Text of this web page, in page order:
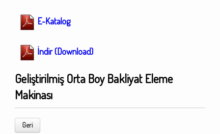
E-Katalog
İndir (Download)
Geliştirilmiş Orta Boy Bakliyat Eleme
Makinası
Geri